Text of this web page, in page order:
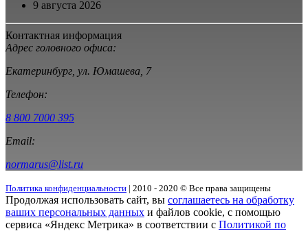
9 августа 2026
Контактная информация
Адрес головного офиса:
Екатеринбург, ул. Юмашева, 7
Телефон:
8 800 7000 395
Email:
normarus@list.ru
Политика конфиденциальности | 2010 - 2020 © Все права защищены
Продолжая использовать сайт, вы соглашаетесь на обработку
ваших персональных данных и файлов cookie, с помощью
сервиса «Яндекс Метрика» в соответствии с Политикой по